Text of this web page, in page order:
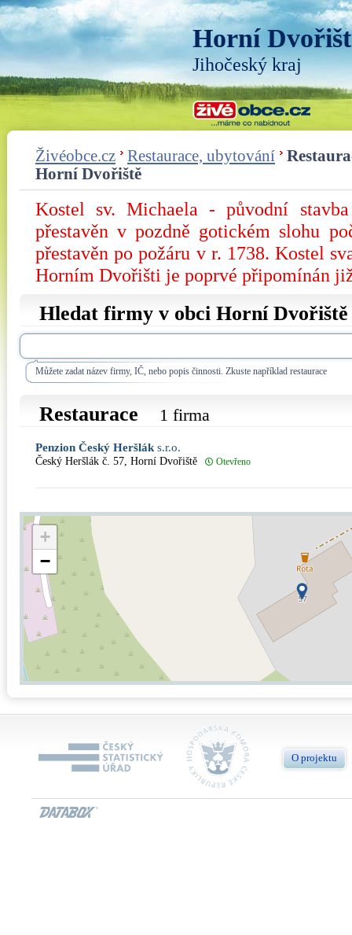
Horní
Jihočeský kraj
Živéobce.cz Restaurace, ubytování
Horní Dvořiště
Kostel sv. Michaela - původní
přestavěn v pozdně gotickém slohu
přestavěn po požáru v r. 1738. Kostel
Horním Dvořišti je poprvé připomínán
Hledat firmy v obci Horní Dvořiště
Můžete zadat název firmy, IČ, nebo popis činnosti. Zkuste například restaurace
Restaurace 1 firma
Penzion Český Heršlák s.r.o.
Český Heršlák č. 57, Horní Dvořiště Otevřeno
+
−
O projektu